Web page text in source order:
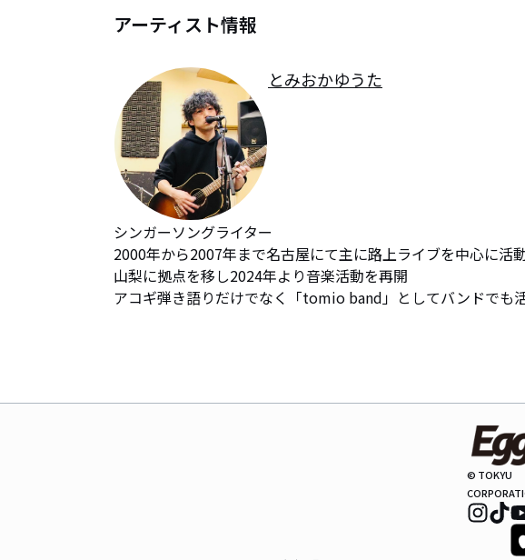
アーティスト情報
とみおかゆうた
シンガーソングライター
2000年から2007年まで名古屋にて主に路上ライブを中心に活
山梨に拠点を移し2024年より音楽活動を再開
アコギ弾き語りだけでなく「tomio band」としてバンドでも
© TOKYU